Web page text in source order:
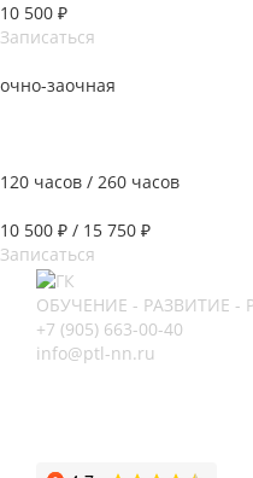
10 500 ₽
Записаться
очно-заочная
120 часов / 260 часов
10 500 ₽ / 15 750 ₽
Записаться
ОБУЧЕНИЕ - РАЗВИТИЕ -
+7 (905) 663-00-40
info@ptl-nn.ru